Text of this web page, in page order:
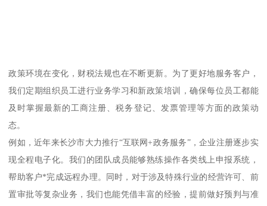
政策环境在变化，财税法规也在不断更新。为了更好地服务客户，
我们定期组织员工进行业务学习和新政策培训，确保每位员工都能
及时掌握最新的工商注册、税务登记、发票管理等方面的政策动
态。
例如，近年来长沙市大力推行“互联网+政务服务”，企业注册逐步实
现全程电子化。我们的团队成员能够熟练操作各类线上申报系统，
帮助客户*完成远程办理。同时，对于涉及特殊行业的经营许可、前
置审批等复杂业务，我们也能凭借丰富的经验，提前做好预判与准